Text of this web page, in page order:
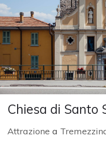
Chiesa di Santo
Attrazione a